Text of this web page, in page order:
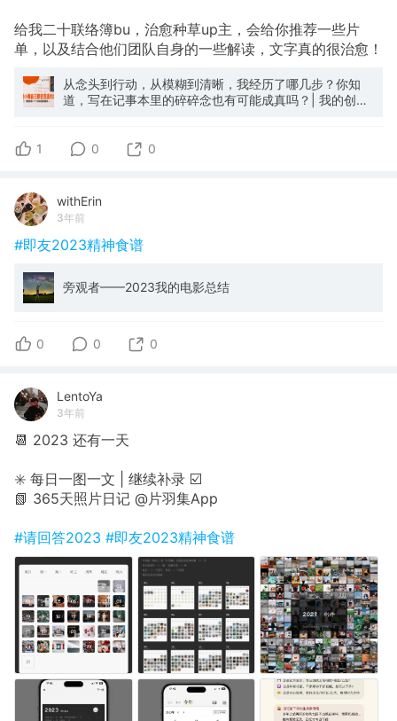
给我二十联络簿bu，治愈种草up主，会给你推荐一些片
单，以及结合他们团队自身的一些解读，文字真的很治愈！
从念头到行动，从模糊到清晰，我经历了哪几步？你知
道，写在记事本里的碎碎念也有可能成真吗？| 我的创业
1 0 0
withErin
3年前
#即友2023精神食谱
旁观者——2023我的电影总结
0 0 0
LentoYa
3年前
📆 2023 还有一天
✳️ 每日一图一文 | 继续补录 ☑️
📗 365天照片日记 @片羽集App
#请回答2023 #即友2023精神食谱